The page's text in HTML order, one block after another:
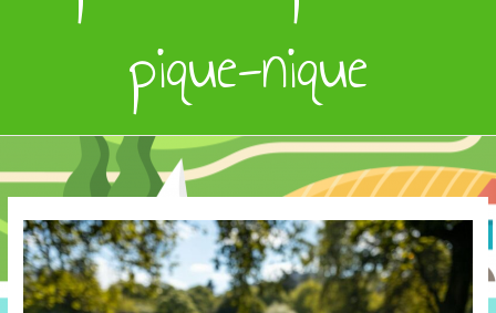
pique-nique